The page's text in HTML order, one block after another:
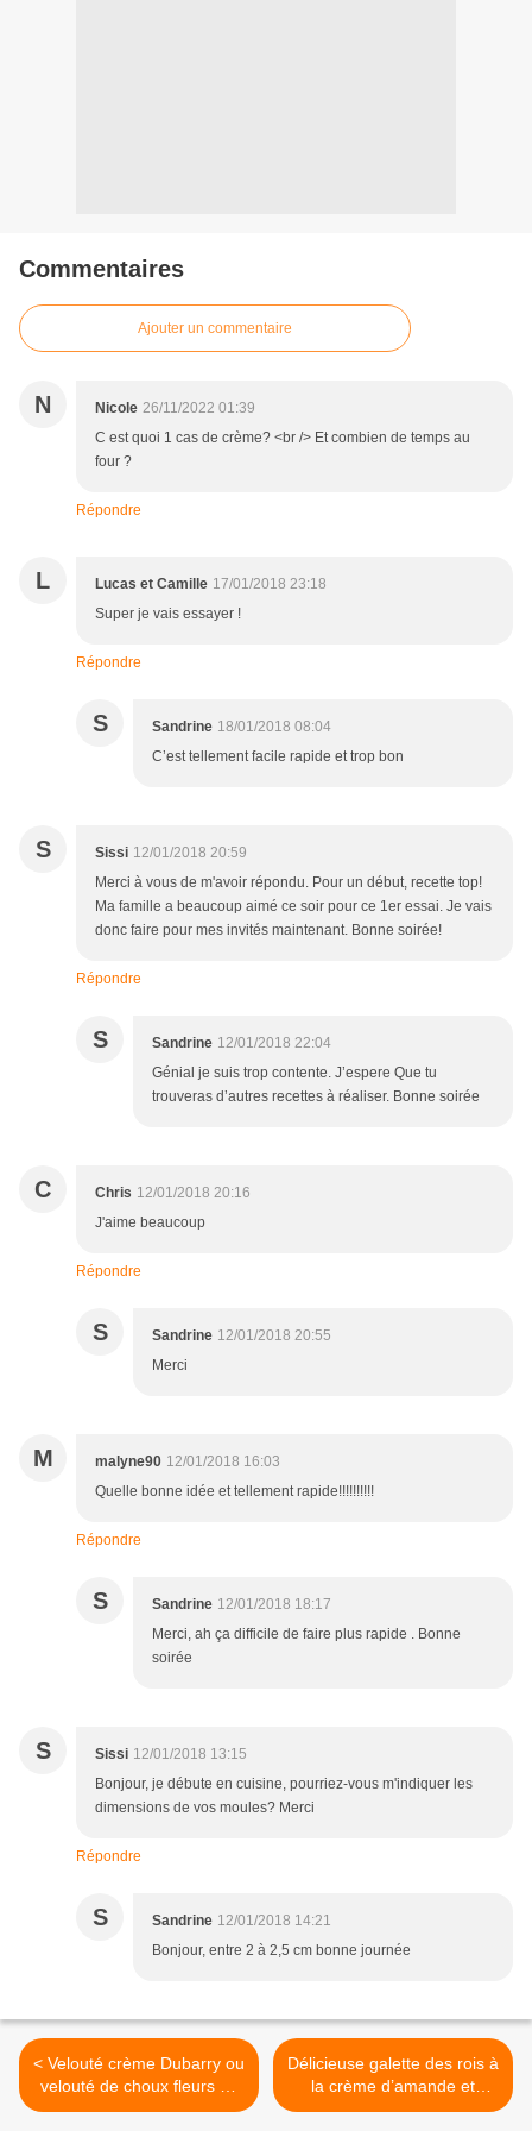
Commentaires
Ajouter un commentaire
N Nicole 26/11/2022 01:39
C est quoi 1 cas de crème? <br /> Et combien de temps au
four ?
Répondre
L Lucas et Camille 17/01/2018 23:18
Super je vais essayer !
Répondre
S Sandrine 18/01/2018 08:04
C’est tellement facile rapide et trop bon
S Sissi 12/01/2018 20:59
Merci à vous de m'avoir répondu. Pour un début, recette top!
Ma famille a beaucoup aimé ce soir pour ce 1er essai. Je vais
donc faire pour mes invités maintenant. Bonne soirée!
Répondre
S Sandrine 12/01/2018 22:04
Génial je suis trop contente. J’espere Que tu
trouveras d’autres recettes à réaliser. Bonne soirée
C Chris 12/01/2018 20:16
J'aime beaucoup
Répondre
S Sandrine 12/01/2018 20:55
Merci
M malyne90 12/01/2018 16:03
Quelle bonne idée et tellement rapide!!!!!!!!!!
Répondre
S Sandrine 12/01/2018 18:17
Merci, ah ça difficile de faire plus rapide . Bonne
soirée
S Sissi 12/01/2018 13:15
Bonjour, je débute en cuisine, pourriez-vous m'indiquer les
dimensions de vos moules? Merci
Répondre
S Sandrine 12/01/2018 14:21
Bonjour, entre 2 à 2,5 cm bonne journée
< Velouté crème Dubarry ou
velouté de choux fleurs au
companion thermomix ou
Délicieuse galette des rois à
la crème d’amande et
framboise au companion